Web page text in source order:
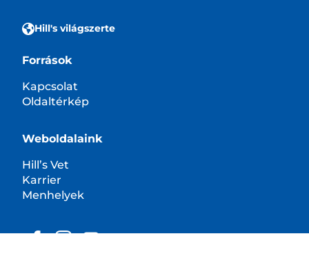
Hill's világszerte
Források
Kapcsolat
Oldaltérkép
Weboldalaink
Hill’s Vet
Karrier
Menhelyek